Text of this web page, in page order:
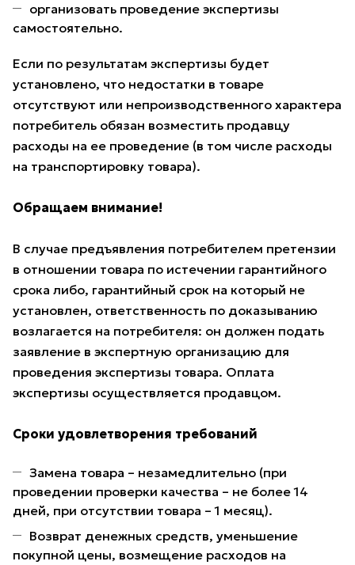
организовать проведение экспертизы
самостоятельно.
Если по результатам экспертизы будет
установлено, что недостатки в товаре
отсутствуют или непроизводственного характера
потребитель обязан возместить продавцу
расходы на ее проведение (в том числе расходы
на транспортировку товара).
Обращаем внимание!
В случае предъявления потребителем претензии
в отношении товара по истечении гарантийного
срока либо, гарантийный срок на который не
установлен, ответственность по доказыванию
возлагается на потребителя: он должен подать
заявление в экспертную организацию для
проведения экспертизы товара. Оплата
экспертизы осуществляется продавцом.
Сроки удовлетворения требований
Замена товара – незамедлительно (при
проведении проверки качества – не более 14
дней, при отсутствии товара – 1 месяц).
Возврат денежных средств, уменьшение
покупной цены, возмещение расходов на